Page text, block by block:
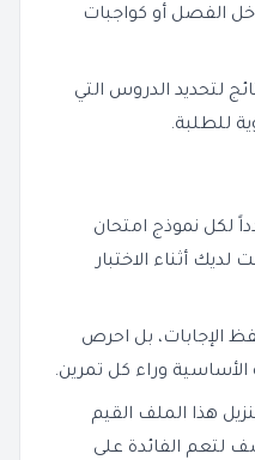
الفصل أو كواجبات
لتحديد الدروس التي
للطلبة.
لكل نموذج امتحان
أثناء الاختبار
الإجابات، بل احرص
وراء كل تمرين.
هذا الملف القيم
لتعم الفائدة على